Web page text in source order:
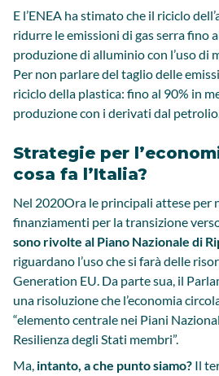
E l’ENEA ha stimato che il riciclo
ridurre le emissioni di gas serra fino
produzione di alluminio con l’uso di
Per non parlare del taglio delle
riciclo della plastica: fino al 90% in
produzione con i derivati dal
Strategie per
cosa fa l’Italia?
Nel 2020Ora le principali attese per
finanziamenti per la transizione
sono rivolte al Piano Nazionale di
riguardano l’uso che si farà delle
Generation EU. Da parte sua, il
una risoluzione che l’economia
“elemento centrale nei Piani
Resilienza degli Stati membri”.
Ma, intanto, a che punto siamo? Il